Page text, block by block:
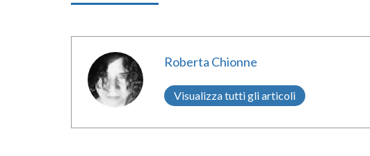
Roberta Chionne
Visualizza tutti gli articoli